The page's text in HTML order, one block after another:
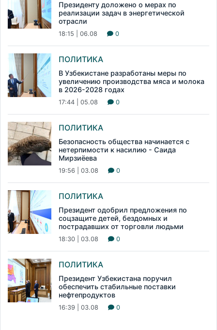
Президенту доложено о мерах по
реализации задач в энергетической
отрасли
18:15 | 06.08 0
ПОЛИТИКА
В Узбекистане разработаны меры по
увеличению производства мяса и молока
в 2026-2028 годах
17:44 | 05.08 0
ПОЛИТИКА
Безопасность общества начинается с
нетерпимости к насилию - Саида
Мирзиёева
19:56 | 03.08 0
ПОЛИТИКА
Президент одобрил предложения по
соцзащите детей, бездомных и
пострадавших от торговли людьми
18:30 | 03.08 0
ПОЛИТИКА
Президент Узбекистана поручил
обеспечить стабильные поставки
нефтепродуктов
16:39 | 03.08 0